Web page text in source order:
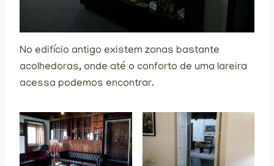
No edifício antigo existem zonas bastante
acolhedoras, onde até o conforto de uma lareira
acessa podemos encontrar.